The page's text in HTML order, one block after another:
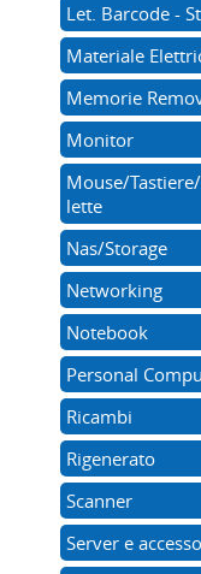
Let. Barcode -
Materiale
Memorie
Monitor
Mouse/
lette
Nas/Storage
Networking
Notebook
Personal
Ricambi
Rigenerato
Scanner
Server e